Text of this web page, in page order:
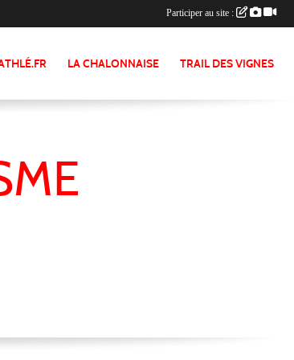
LA CHALONNAISE TRAIL DES VIGNES
Participer au site :